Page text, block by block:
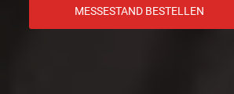
MESSESTAND BESTELLEN